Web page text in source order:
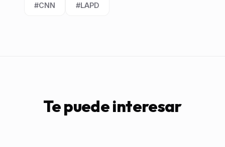
Etiqueta:
#CNN
Etiqueta:
#LAPD
Te puede interesar